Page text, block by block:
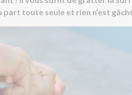
toute seule et rien n’est